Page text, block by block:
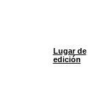
Lugar de
edición